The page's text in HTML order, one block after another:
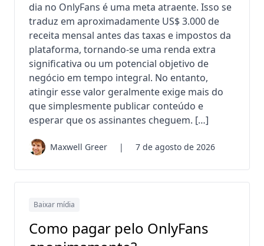
dia no OnlyFans é uma meta atraente. Isso se
traduz em aproximadamente US$ 3.000 de
receita mensal antes das taxas e impostos da
plataforma, tornando-se uma renda extra
significativa ou um potencial objetivo de
negócio em tempo integral. No entanto,
atingir esse valor geralmente exige mais do
que simplesmente publicar conteúdo e
esperar que os assinantes cheguem. […]
Maxwell Greer | 7 de agosto de 2026
Baixar mídia
Como pagar pelo OnlyFans